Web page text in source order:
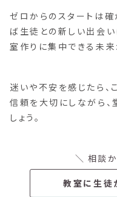
ゼロからのスタートは
ば生徒との新しい出会
室作りに集中できる未来
迷いや不安を感じたら、
信頼を大切にしながら
しょう。
相談
教室に生徒